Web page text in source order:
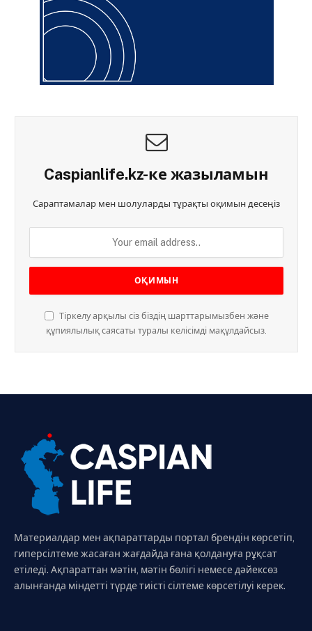
Caspianlife.kz-ке жазыламын
Сараптамалар мен шолуларды тұрақты оқимын десеңіз
Тіркелу арқылы сіз біздің шарттарымызбен және
құпиялылық саясаты туралы келісімді мақұлдайсыз.
Материалдар мен ақпараттарды портал брендін көрсетіп,
гиперсілтеме жасаған жағдайда ғана қолдануға рұқсат
етіледі. Ақпараттан мәтін, мәтін бөлігі немесе дәйексөз
алынғанда міндетті түрде тиісті сілтеме көрсетілуі керек.